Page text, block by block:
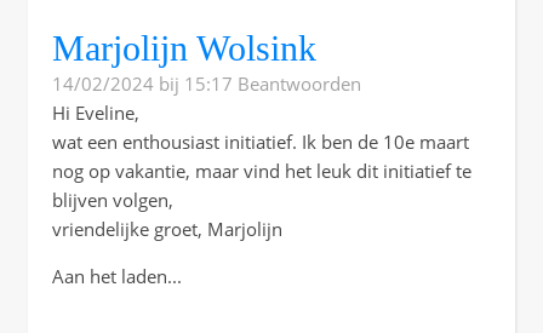
Marjolijn Wolsink
14/02/2024 bij 15:17 Beantwoorden
Hi Eveline,
wat een enthousiast initiatief. Ik ben de 10e maart
nog op vakantie, maar vind het leuk dit initiatief te
blijven volgen,
vriendelijke groet, Marjolijn
Aan het laden...